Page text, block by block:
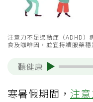
注意力不足過動症（ADHD
食及咖啡因，並宜持續服藥
聽健康
寒暑假期間， 注